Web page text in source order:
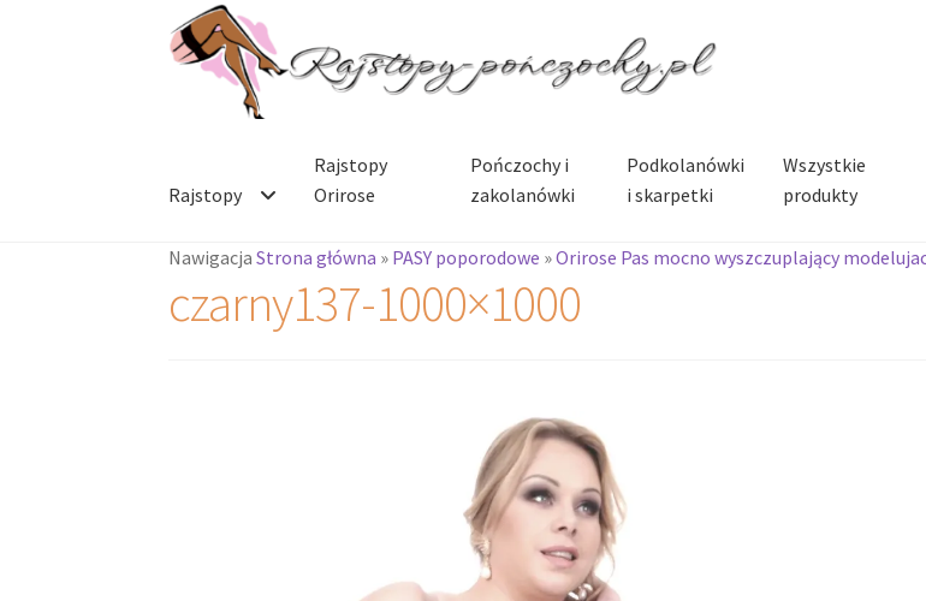
Przejdź
do
nawigacji
Przejdź
do
treści
Rajstopy
Rajstopy
Orirose
Pończochy i
zakolanówki
Podkolanówki
i skarpetki
Wszystkie
produkty
NawigacjaStrona główna » PASY poporodowe »Orirose Pas mocno wyszczuplający
czarny137-1000×1000